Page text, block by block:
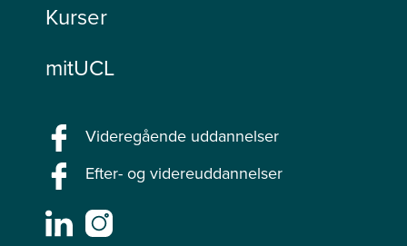
Kurser
mitUCL
Videregående uddannelser
Efter- og videreuddannelser